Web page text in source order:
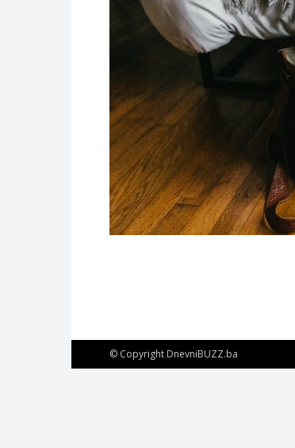
© Copyright DnevniBUZZ.ba